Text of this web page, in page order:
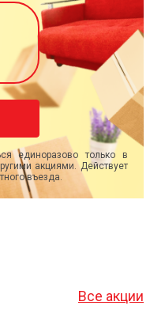
единоразово только в
акциями. Действует
въезда.
Все акции